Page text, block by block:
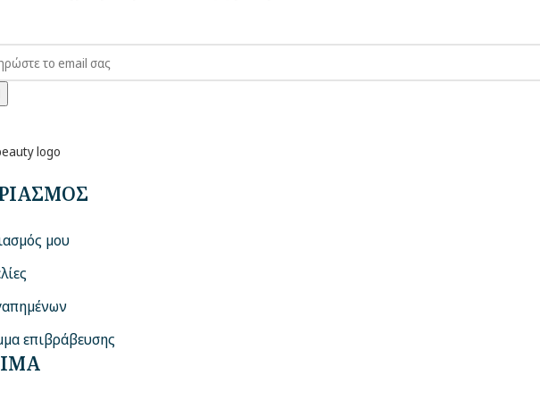
μου
επιβράβευσης